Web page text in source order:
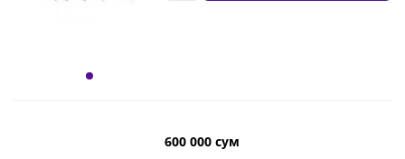
600 000 сум